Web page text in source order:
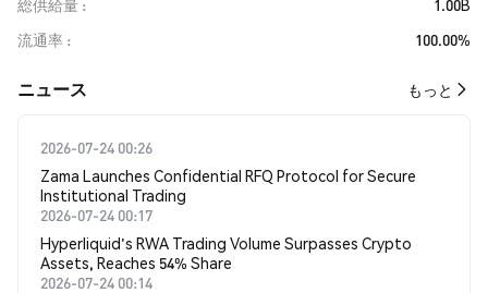
総供給量
1.00B
流通率
100.00%
​​ニュース​​ もっと
2026-07-24 00:26
Zama Launches Confidential RFQ Protocol for Secure
Institutional Trading
2026-07-24 00:17
Hyperliquid's RWA Trading Volume Surpasses Crypto
Assets, Reaches 54% Share
2026-07-24 00:14